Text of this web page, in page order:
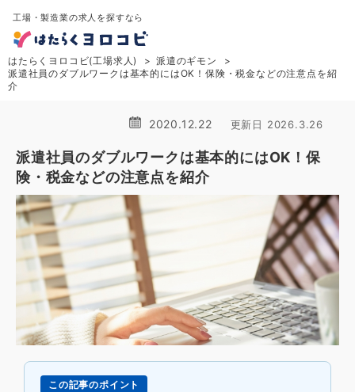
工場・製造業の求人を探すなら
はたらくヨロコビ(工場求人)
派遣のギモン
派遣社員のダブルワークは基本的にはOK！保険・税金などの注意点を紹
介
2020.12.22 更新日 2026.3.26
派遣社員のダブルワークは基本的にはOK！保
険・税金などの注意点を紹介
この記事のポイント